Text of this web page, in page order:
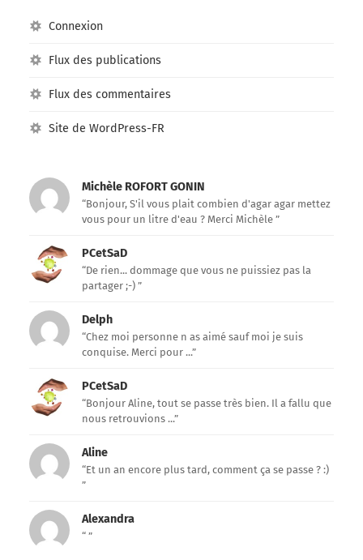
Connexion
Flux des publications
Flux des commentaires
Site de WordPress-FR
Michèle ROFORT GONIN
“Bonjour, S'il vous plait combien d'agar agar mettez
vous pour un litre d'eau ? Merci Michèle ”
PCetSaD
“De rien... dommage que vous ne puissiez pas la
partager ;-) ”
Delph
“Chez moi personne n as aimé sauf moi je suis
conquise. Merci pour ...”
PCetSaD
“Bonjour Aline, tout se passe très bien. Il a fallu que
nous retrouvions ...”
Aline
“Et un an encore plus tard, comment ça se passe ? :)
”
Alexandra
“ ”